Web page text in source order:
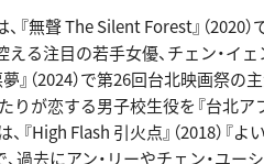
『無聲 The Silent Forest』（2020
る注目の若手女優、チェン・イ
』（2024）で第26回台北映画祭
りが恋する男子校生役を『台北ア
『High Flash 引火点』（2018）『よ
過去にアン・リーやチェン・ユ